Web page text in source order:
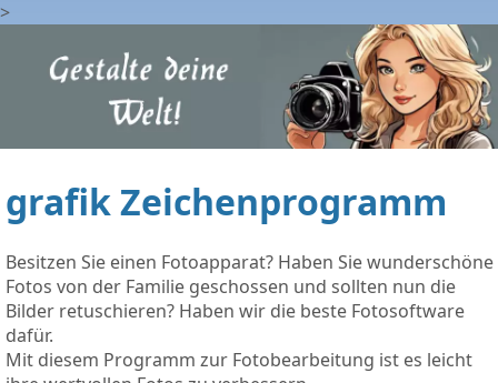
>
grafik Zeichenprogramm
Besitzen Sie einen Fotoapparat? Haben Sie wunderschöne
Fotos von der Familie geschossen und sollten nun die
Bilder retuschieren? Haben wir die beste Fotosoftware
dafür.
Mit diesem Programm zur Fotobearbeitung ist es leicht